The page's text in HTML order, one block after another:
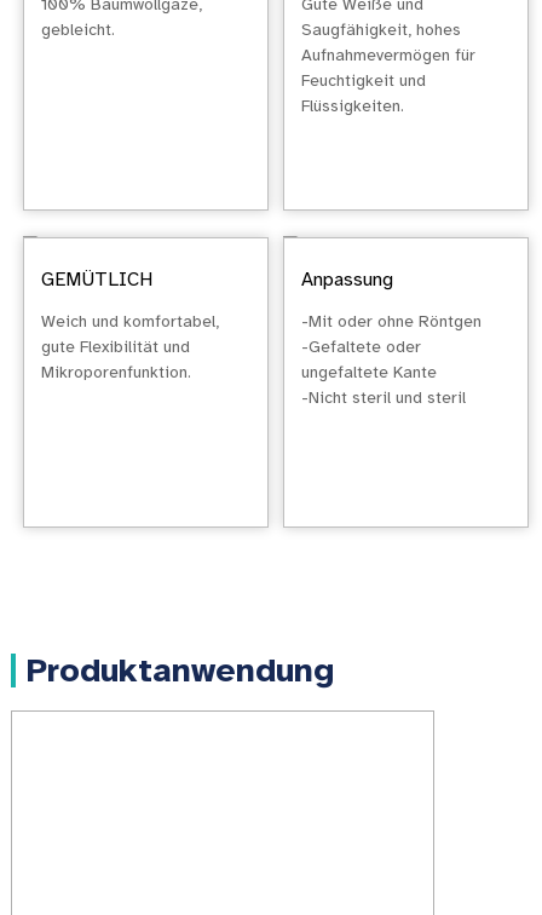
100% Baumwollgaze,
gebleicht.
Gute Weiße und
Saugfähigkeit, hohes
Aufnahmevermögen für
Feuchtigkeit und
Flüssigkeiten.
GEMÜTLICH
Weich und komfortabel,
gute Flexibilität und
Mikroporenfunktion.
Anpassung
-Mit oder ohne Röntgen
-Gefaltete oder
ungefaltete Kante
-Nicht steril und steril
Produktanwendung